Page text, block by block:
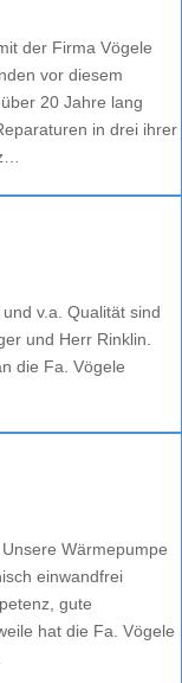
der Firma Vögele
vor diesem
20 Jahre lang
in drei ihrer
v.a. Qualität sind
und Herr Rinklin.
die Fa. Vögele
Wärmepumpe
einwandfrei
gute
hat die Fa. Vögele